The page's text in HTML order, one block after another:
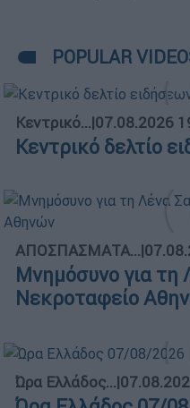
POPULAR
Κεντρικό...|07.08.2026
Κεντρικό δελτίο
ΑΠΟΣΠΑΣΜΑΤΑ...|
Μνημόσυνο για τη
Νεκροταφείο
Ώρα Ελλάδος...|